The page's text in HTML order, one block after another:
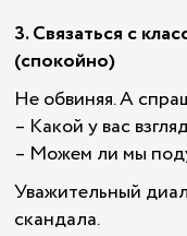
3. Связаться с
(спокойно)
Не обвиняя. А
– Какой у вас
– Можем ли мы
Уважительный
скандала.